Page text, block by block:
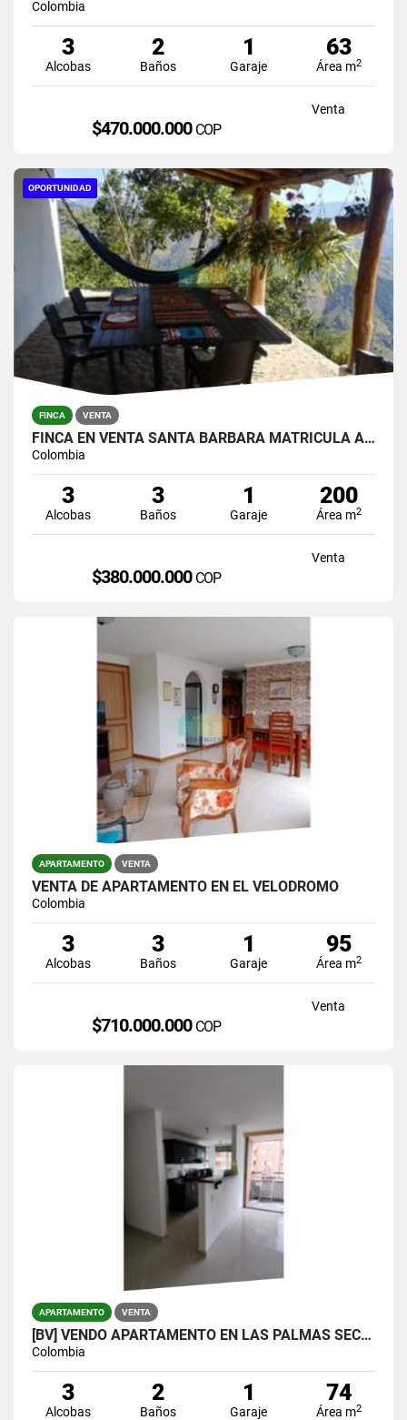
Colombia
3
Alcobas
2
Baños
1
Garaje
63
Área m2
Venta
$470.000.000 COP
OPORTUNIDAD
FINCA VENTA
FINCA EN VENTA SANTA BARBARA MATRICULA AL 100%
Colombia
3
Alcobas
3
Baños
1
Garaje
200
Área m2
Venta
$380.000.000 COP
APARTAMENTO VENTA
VENTA DE APARTAMENTO EN EL VELODROMO
Colombia
3
Alcobas
3
Baños
1
Garaje
95
Área m2
Venta
$710.000.000 COP
APARTAMENTO VENTA
[BV] VENDO APARTAMENTO EN LAS PALMAS SECTOR LOMA DEL INDIO
Colombia
3
Alcobas
2
Baños
1
Garaje
74
Área m2